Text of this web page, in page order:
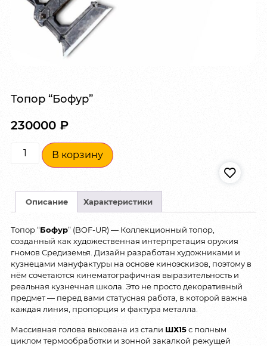
Топор “Бофур”
230000 ₽
В корзину
Описание Характеристики
Топор “Бофур” (BOF-UR) — Коллекционный топор,
созданный как художественная интерпретация оружия
гномов Средиземья. Дизайн разработан художниками и
кузнецами мануфактуры на основе киноэскизов, поэтому в
нём сочетаются кинематографичная выразительность и
реальная кузнечная школа. Это не просто декоративный
предмет — перед вами статусная работа, в которой важна
каждая линия, пропорция и фактура металла.
Массивная голова выкована из стали ШХ15с полным
циклом термообработки и зонной закалкой режущей